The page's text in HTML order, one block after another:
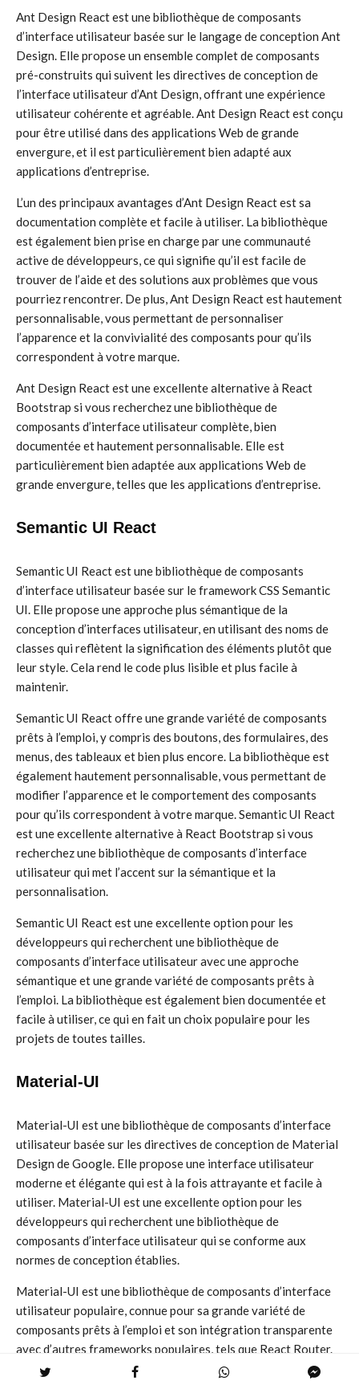
Ant Design React est une bibliothèque de composants
d’interface utilisateur basée sur le langage de conception Ant
Design. Elle propose un ensemble complet de composants
pré-construits qui suivent les directives de conception de
l’interface utilisateur d’Ant Design, offrant une expérience
utilisateur cohérente et agréable. Ant Design React est conçu
pour être utilisé dans des applications Web de grande
envergure, et il est particulièrement bien adapté aux
applications d’entreprise.
L’un des principaux avantages d’Ant Design React est sa
documentation complète et facile à utiliser. La bibliothèque
est également bien prise en charge par une communauté
active de développeurs, ce qui signifie qu’il est facile de
trouver de l’aide et des solutions aux problèmes que vous
pourriez rencontrer. De plus, Ant Design React est hautement
personnalisable, vous permettant de personnaliser
l’apparence et la convivialité des composants pour qu’ils
correspondent à votre marque.
Ant Design React est une excellente alternative à React
Bootstrap si vous recherchez une bibliothèque de
composants d’interface utilisateur complète, bien
documentée et hautement personnalisable. Elle est
particulièrement bien adaptée aux applications Web de
grande envergure, telles que les applications d’entreprise.
Semantic UI React
Semantic UI React est une bibliothèque de composants
d’interface utilisateur basée sur le framework CSS Semantic
UI. Elle propose une approche plus sémantique de la
conception d’interfaces utilisateur, en utilisant des noms de
classes qui reflètent la signification des éléments plutôt que
leur style. Cela rend le code plus lisible et plus facile à
maintenir.
Semantic UI React offre une grande variété de composants
prêts à l’emploi, y compris des boutons, des formulaires, des
menus, des tableaux et bien plus encore. La bibliothèque est
également hautement personnalisable, vous permettant de
modifier l’apparence et le comportement des composants
pour qu’ils correspondent à votre marque. Semantic UI React
est une excellente alternative à React Bootstrap si vous
recherchez une bibliothèque de composants d’interface
utilisateur qui met l’accent sur la sémantique et la
personnalisation.
Semantic UI React est une excellente option pour les
développeurs qui recherchent une bibliothèque de
composants d’interface utilisateur avec une approche
sémantique et une grande variété de composants prêts à
l’emploi. La bibliothèque est également bien documentée et
facile à utiliser, ce qui en fait un choix populaire pour les
projets de toutes tailles.
Material-UI
Material-UI est une bibliothèque de composants d’interface
utilisateur basée sur les directives de conception de Material
Design de Google. Elle propose une interface utilisateur
moderne et élégante qui est à la fois attrayante et facile à
utiliser. Material-UI est une excellente option pour les
développeurs qui recherchent une bibliothèque de
composants d’interface utilisateur qui se conforme aux
normes de conception établies.
Material-UI est une bibliothèque de composants d’interface
utilisateur populaire, connue pour sa grande variété de
composants prêts à l’emploi et son intégration transparente
avec d’autres frameworks populaires, tels que React Router.
Elle est également hautement personnalisable, vous